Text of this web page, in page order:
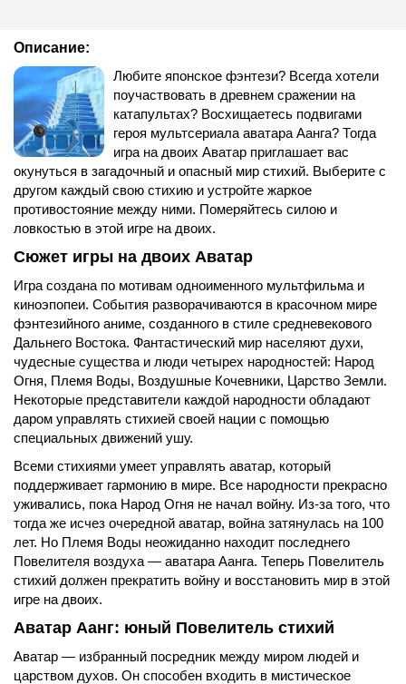
Описание:
Любите японское фэнтези? Всегда хотели
поучаствовать в древнем сражении на
катапультах? Восхищаетесь подвигами
героя мультсериала аватара Аанга? Тогда
игра на двоих Аватар приглашает вас
окунуться в загадочный и опасный мир стихий. Выберите с
другом каждый свою стихию и устройте жаркое
противостояние между ними. Померяйтесь силою и
ловкостью в этой игре на двоих.
Сюжет игры на двоих Аватар
Игра создана по мотивам одноименного мультфильма и
киноэпопеи. События разворачиваются в красочном мире
фэнтезийного аниме, созданного в стиле средневекового
Дальнего Востока. Фантастический мир населяют духи,
чудесные существа и люди четырех народностей: Народ
Огня, Племя Воды, Воздушные Кочевники, Царство Земли.
Некоторые представители каждой народности обладают
даром управлять стихией своей нации с помощью
специальных движений ушу.
Всеми стихиями умеет управлять аватар, который
поддерживает гармонию в мире. Все народности прекрасно
уживались, пока Народ Огня не начал войну. Из-за того, что
тогда же исчез очередной аватар, война затянулась на 100
лет. Но Племя Воды неожиданно находит последнего
Повелителя воздуха — аватара Аанга. Теперь Повелитель
стихий должен прекратить войну и восстановить мир в этой
игре на двоих.
Аватар Аанг: юный Повелитель стихий
Аватар — избранный посредник между миром людей и
царством духов. Он способен входить в мистическое